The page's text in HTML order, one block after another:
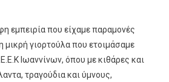
εμπειρία που είχαμε παραμονές
μικρή γιορτούλα που ετοιμάσαμε
Ιωαννίνων, όπου με κιθάρες και
τραγούδια και ύμνους,